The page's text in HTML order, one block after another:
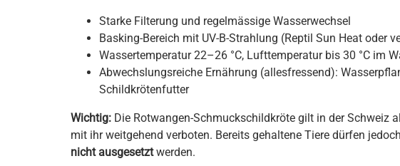
Starke Filterung und regelmässige Wasserwechsel
Basking-Bereich mit UV-B-Strahlung (Reptil Sun Heat oder
Wassertemperatur 22–26 °C, Lufttemperatur bis 30 °C im
Abwechslungsreiche Ernährung (allesfressend):
Schildkrötenfutter
Wichtig: Die Rotwangen-Schmuckschildkröte gilt in der Schweiz
mit ihr weitgehend verboten. Bereits gehaltene Tiere dürfen
nicht ausgesetztwerden.